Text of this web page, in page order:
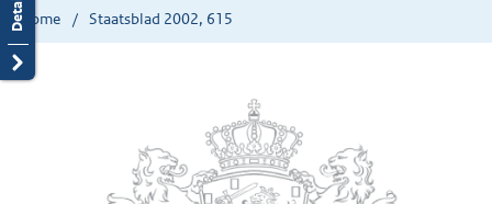
Home Staatsblad 2002, 615